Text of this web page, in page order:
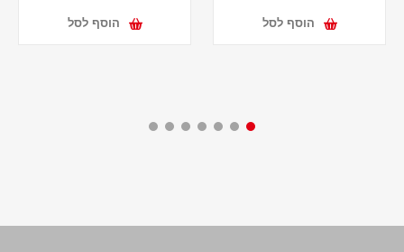
הוסף לסל הוסף לסל